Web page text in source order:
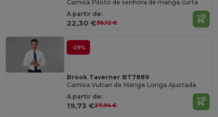
Camisa Piloto de senhora de manga curta
A partir de:
22,30 €38,12 €
-29%
Brook Taverner BT7889
Camisa Vulcan de Manga Longa Ajustada
A partir de:
19,73 €27,94 €